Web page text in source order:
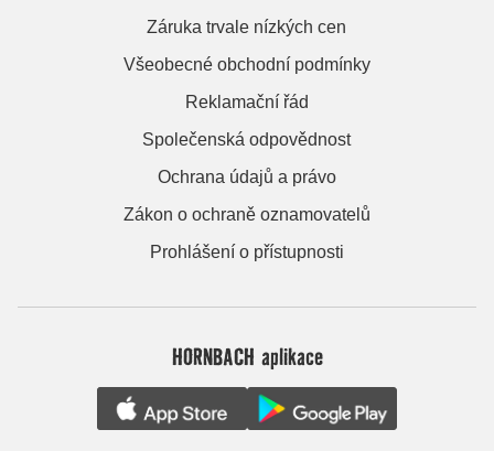
Záruka trvale nízkých cen
Všeobecné obchodní podmínky
Reklamační řád
Společenská odpovědnost
Ochrana údajů a právo
Zákon o ochraně oznamovatelů
Prohlášení o přístupnosti
HORNBACH aplikace